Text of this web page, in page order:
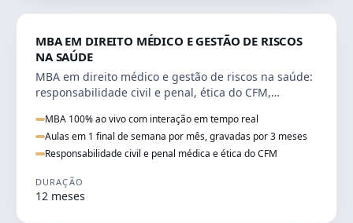
MBA EM DIREITO MÉDICO E GESTÃO DE RISCOS
NA SAÚDE
MBA em direito médico e gestão de riscos na saúde:
responsabilidade civil e penal, ética do CFM,
MBA 100% ao vivo com interação em tempo real
Aulas em 1 final de semana por mês, gravadas por 3 meses
Responsabilidade civil e penal médica e ética do CFM
DURAÇÃO
12 meses